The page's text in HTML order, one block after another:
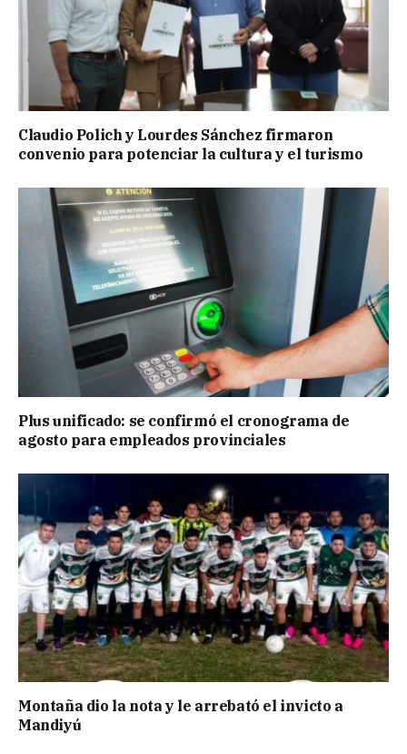
Claudio Polich y Lourdes Sánchez firmaron
convenio para potenciar la cultura y el turismo
Plus unificado: se confirmó el cronograma de
agosto para empleados provinciales
Montaña dio la nota y le arrebató el invicto a
Mandiyú